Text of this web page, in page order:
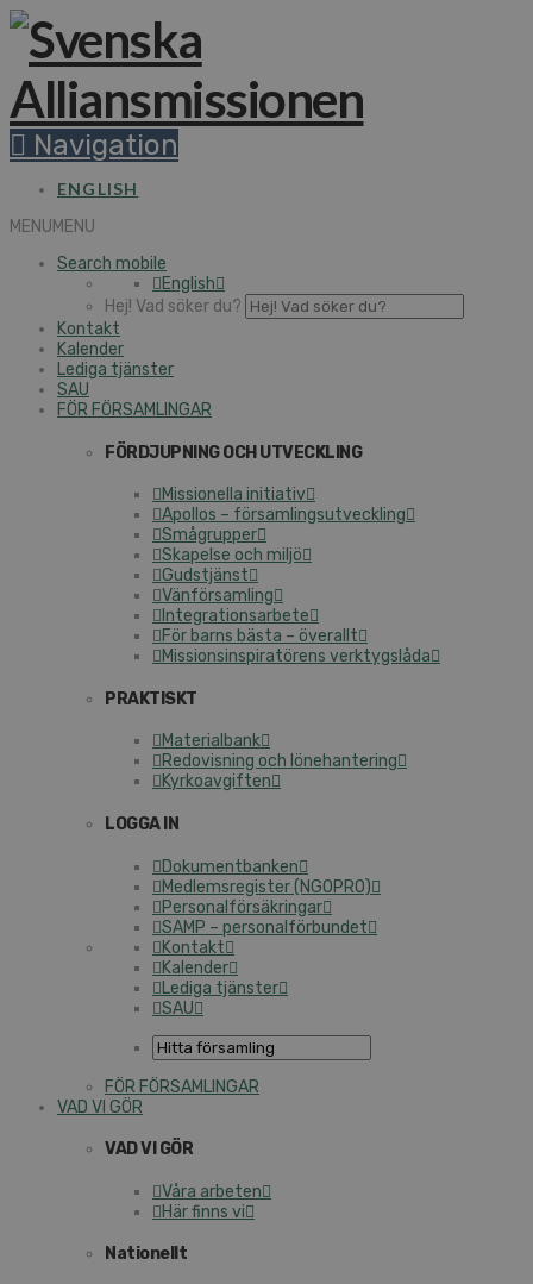
Navigation
ENGLISH
MENUMENU
Search mobile
English
Hej! Vad söker du?
Kontakt
Kalender
Lediga tjänster
SAU
FÖR FÖRSAMLINGAR
FÖRDJUPNING OCH UTVECKLING
Missionella initiativ
Apollos – församlingsutveckling
Smågrupper
Skapelse och miljö
Gudstjänst
Vänförsamling
Integrationsarbete
För barns bästa – överallt
Missionsinspiratörens verktygslåda
PRAKTISKT
Materialbank
Redovisning och lönehantering
Kyrkoavgiften
LOGGA IN
Dokumentbanken
Medlemsregister (NGOPRO)
Personalförsäkringar
SAMP – personalförbundet
Kontakt
Kalender
Lediga tjänster
SAU
FÖR FÖRSAMLINGAR
VAD VI GÖR
VAD VI GÖR
Våra arbeten
Här finns vi
Nationellt